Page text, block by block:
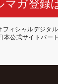
マガ登録
フィシャルデジタ
本公式サイトパー